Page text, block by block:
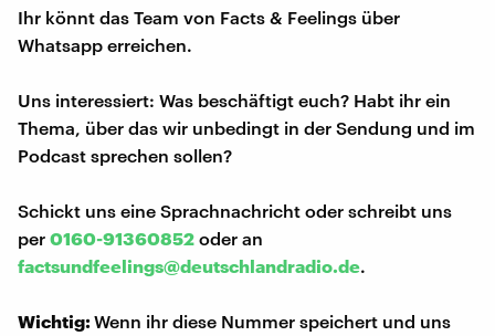
Ihr könnt das Team von Facts & Feelings über
Whatsapp erreichen.
Uns interessiert: Was beschäftigt euch? Habt ihr ein
Thema, über das wir unbedingt in der Sendung und im
Podcast sprechen sollen?
Schickt uns eine Sprachnachricht oder schreibt uns
per 0160-91360852 oder an
factsundfeelings@deutschlandradio.de.
Wichtig:Wenn ihr diese Nummer speichert und uns